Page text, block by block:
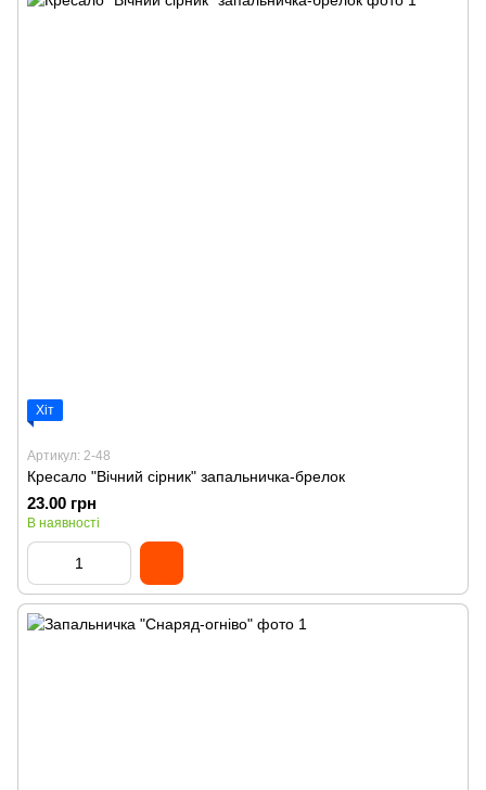
Хіт
Артикул: 2-48
Кресало "Вічний сірник" запальничка-брелок
23.00 грн
В наявності